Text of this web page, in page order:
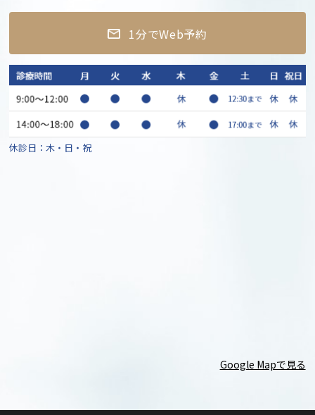
1分でWeb予約
休診日：木・日・祝
Google Mapで見る